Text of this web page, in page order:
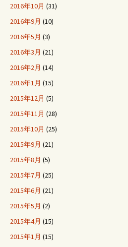
2016年10月 (31)
2016年9月 (10)
2016年5月 (3)
2016年3月 (21)
2016年2月 (14)
2016年1月 (15)
2015年12月 (5)
2015年11月 (28)
2015年10月 (25)
2015年9月 (21)
2015年8月 (5)
2015年7月 (25)
2015年6月 (21)
2015年5月 (2)
2015年4月 (15)
2015年1月 (15)